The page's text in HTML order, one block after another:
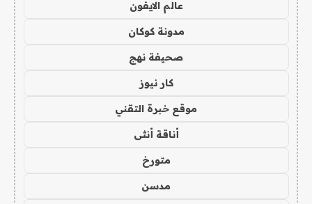
عالم الايفون
مدونة كوكان
صحيفة نهج
كار نيوز
موقع خبرة التقني
أناقة أنثى
متورخ
مدسن